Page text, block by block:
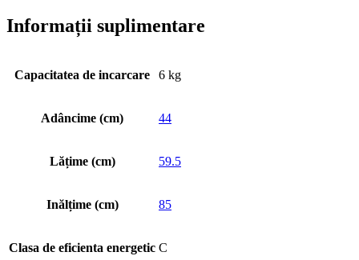
Informații suplimentare
Capacitatea de incarcare 6 kg
Adâncime (cm) 44
Lățime (cm) 59.5
Inălțime (cm) 85
Clasa de eficienta energetic C